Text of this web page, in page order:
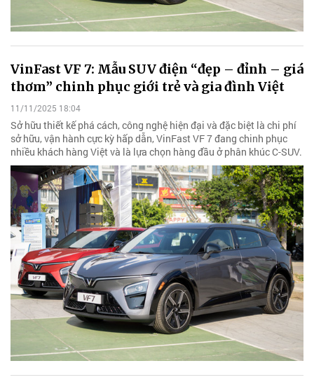
VinFast VF 7: Mẫu SUV điện “đẹp – đỉnh – giá
thơm” chinh phục giới trẻ và gia đình Việt
11/11/2025 18:04
Sở hữu thiết kế phá cách, công nghệ hiện đại và đặc biệt là chi phí
sở hữu, vận hành cực kỳ hấp dẫn, VinFast VF 7 đang chinh phục
nhiều khách hàng Việt và là lựa chọn hàng đầu ở phân khúc C-SUV.